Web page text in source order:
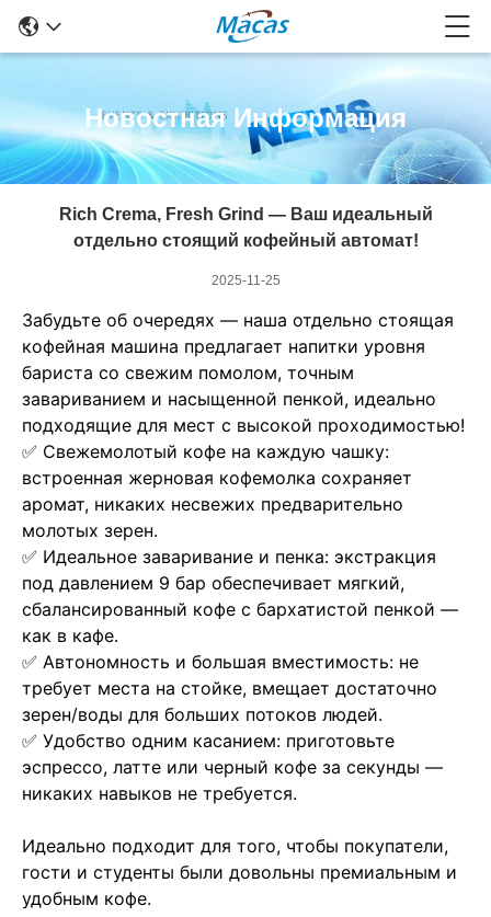
Новостная Информация
Rich Crema, Fresh Grind — Ваш идеальный
отдельно стоящий кофейный автомат!
2025-11-25
Забудьте об очередях — наша отдельно стоящая
кофейная машина предлагает напитки уровня
бариста со свежим помолом, точным
завариванием и насыщенной пенкой, идеально
подходящие для мест с высокой проходимостью!
✅ Свежемолотый кофе на каждую чашку:
встроенная жерновая кофемолка сохраняет
аромат, никаких несвежих предварительно
молотых зерен.
✅ Идеальное заваривание и пенка: экстракция
под давлением 9 бар обеспечивает мягкий,
сбалансированный кофе с бархатистой пенкой —
как в кафе.
✅ Автономность и большая вместимость: не
требует места на стойке, вмещает достаточно
зерен/воды для больших потоков людей.
✅ Удобство одним касанием: приготовьте
эспрессо, латте или черный кофе за секунды —
никаких навыков не требуется.
Идеально подходит для того, чтобы покупатели,
гости и студенты были довольны премиальным и
удобным кофе.